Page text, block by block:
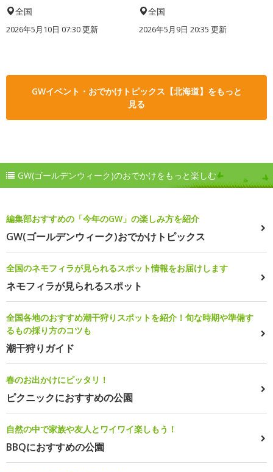
全国
2026年5月10日 07:30 更新
全国
2026年5月9日 20:35 更新
GWイベント・おでかけトピックス【北海道】をもっと
見る
GW(ゴールデンウィーク)のおでかけをもっと楽しむ
編集部おすすめの「今年のGW」の楽しみ方を紹介
GW(ゴールデンウィーク)おでかけトピックス
全国のネモフィラが見られるスポット情報をお届けします
ネモフィラが見られるスポット
全国各地のおすすめ潮干狩りスポットを紹介！旬な時期や準備す
るもの採り方のコツも
潮干狩りガイド
春のお出かけにピッタリ！
ピクニックにおすすめの公園
自然の中で家族や友人とワイワイ楽しもう！
BBQにおすすめの公園